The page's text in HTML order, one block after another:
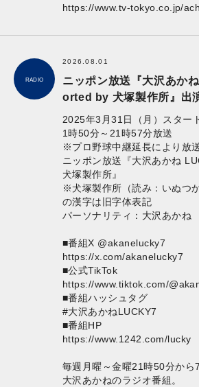
https://www.tv-tokyo.co.jp/
RADIO
2026.08.01
ニッポン放送『大沢あか
orted by 犬​塚製作所』出
2025年3月31日（月）スタ
1時50分～21時57分放送
※プロ野球中継延長により放
ニッポン放送『大沢あかね
犬塚製作所』
※犬塚製作所（読み：いぬつ
の漢字は旧字体表記
パーソナリティ：大沢あかね
■番組X @akanelucky7
https://x.com/akanelucky7
■公式TikTok
https://www.tiktok.com/
■番組ハッシュタグ
#大沢あかねLUCKY7
■番組HP
https://www.1242.com/lucky
毎週月曜～金曜21時50分から
大沢あかねのラジオ番組。